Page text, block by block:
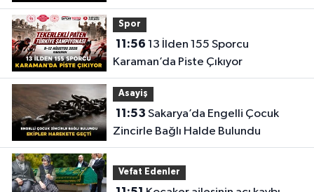
Spor
11:56
Karaman’da Piste Çıkıyor
Asayiş
11:53
Zincirle Bağlı Halde Bulundu
Vefat Edenler